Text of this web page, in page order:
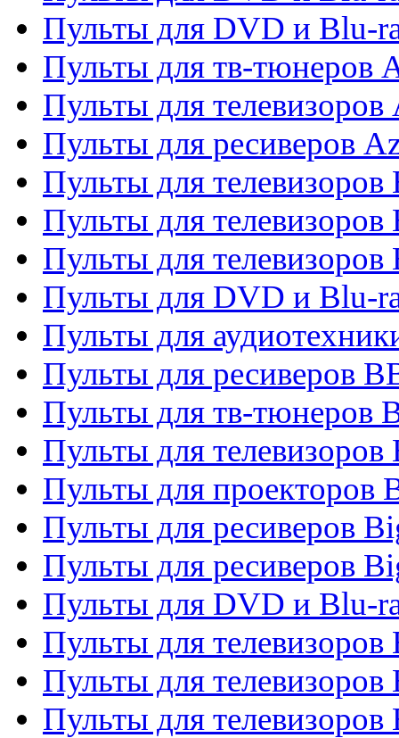
Пульты для DVD и Blu-
Пульты для тв-тюнеров
Пульты для телевизоров
Пульты для ресиверов
Пульты для
Пульты для
Пульты для
Пульты для DVD и Blu-
Пульты для
Пульты для ресиверов
Пульты для тв-тюнеров
Пульты для телевизоров
Пульты для проекторов
Пульты для ресиверов
Пульты для ресиверов
Пульты для DVD и Blu-
Пульты для телевизоров
Пульты для телевизоров
Пульты для телевизоров